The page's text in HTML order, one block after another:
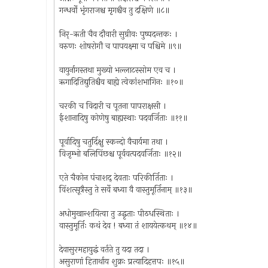
गन्धर्वो भृंगराजश्च मृगश्चैव तु दक्षिणे ॥८॥
निर्-ऋती चैव दौवारी सुग्रीवः पुष्पदन्तकः ।
वरुणः शोषरोगौ च पापयक्ष्मा च पश्चिमे ॥९॥
वायुर्नागस्तथा मुख्यो भल्लाटस्सोम एव च ।
ऋगादितिद्युतिश्चैव बाह्ये त्वेकांशभागिनः ॥१०॥
चरकी च विदारी च पूतना पापराक्षसी ।
ईशानादिषु कोणेषु बाह्यस्थाः पदवर्जिताः ॥११॥
पूर्वादिषु चतुर्दिक्षु स्कन्दो वैचार्यमा तथा ।
विजृम्भो बलिपिंछश्च पूर्ववत्पदवर्जिताः ॥१२॥
एते चैकोन पंचाशद् देवताः परिकीर्तिताः ।
विंशत्सूत्रैस्तु ते सर्वे बध्वा वै वास्तुमूर्तिनाम् ॥१३॥
अधोमुखान्शयित्वा तु उद्धृताः पीठधस्थिताः ।
वास्तुमूर्तिः कथं देव ! बध्वा तं शाययेत्कथम् ॥१४॥
देवासुरमहायुद्धं वर्तते तु यदा तदा ।
असुराणां हितार्थाय शुक्रः प्रत्यादिहत्तपः ॥१५॥